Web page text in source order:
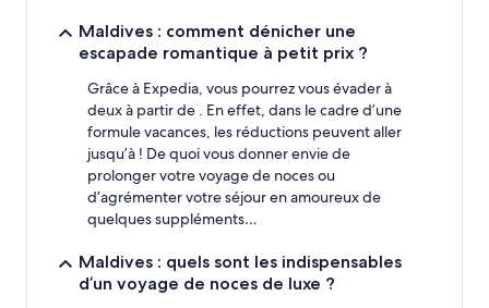
Maldives : comment dénicher une
escapade romantique à petit prix ?
Grâce à Expedia, vous pourrez vous évader à
deux à partir de . En effet, dans le cadre d’une
formule vacances, les réductions peuvent aller
jusqu’à ! De quoi vous donner envie de
prolonger votre voyage de noces ou
d’agrémenter votre séjour en amoureux de
quelques suppléments…
Maldives : quels sont les indispensables
d’un voyage de noces de luxe ?